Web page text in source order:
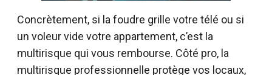
Concrètement, si la foudre grille votre télé ou si
un voleur vide votre appartement, c’est la
multirisque qui vous rembourse. Côté pro, la
multirisque professionnelle protège vos locaux,